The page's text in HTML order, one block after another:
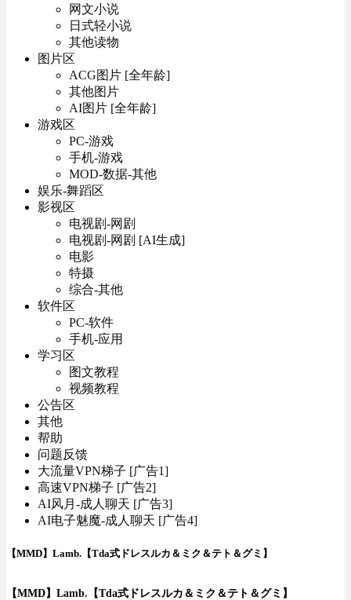
网文小说
日式轻小说
其他读物
图片区
ACG图片 [全年龄]
其他图片
AI图片 [全年龄]
游戏区
PC-游戏
手机-游戏
MOD-数据-其他
娱乐-舞蹈区
影视区
电视剧-网剧
电视剧-网剧 [AI生成]
电影
特摄
综合-其他
软件区
PC-软件
手机-应用
学习区
图文教程
视频教程
公告区
其他
帮助
问题反馈
大流量VPN梯子 [广告1]
高速VPN梯子 [广告2]
AI风月-成人聊天 [广告3]
AI电子魅魔-成人聊天 [广告4]
【MMD】Lamb.【Tda式ドレスルカ＆ミク＆テト＆グミ】
【MMD】Lamb.【Tda式ドレスルカ＆ミク＆テト＆グミ】